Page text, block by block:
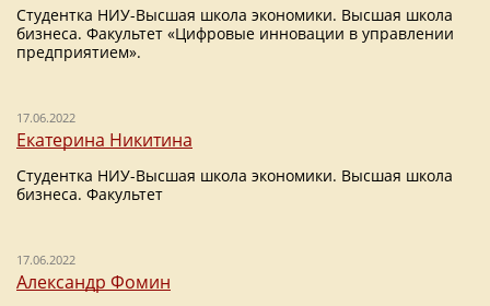
Студентка НИУ-Высшая школа экономики. Высшая школа
бизнеса. Факультет «Цифровые инновации в управлении
предприятием».
17.06.2022
Екатерина Никитина
Студентка НИУ-Высшая школа экономики. Высшая школа
бизнеса. Факультет
17.06.2022
Александр Фомин